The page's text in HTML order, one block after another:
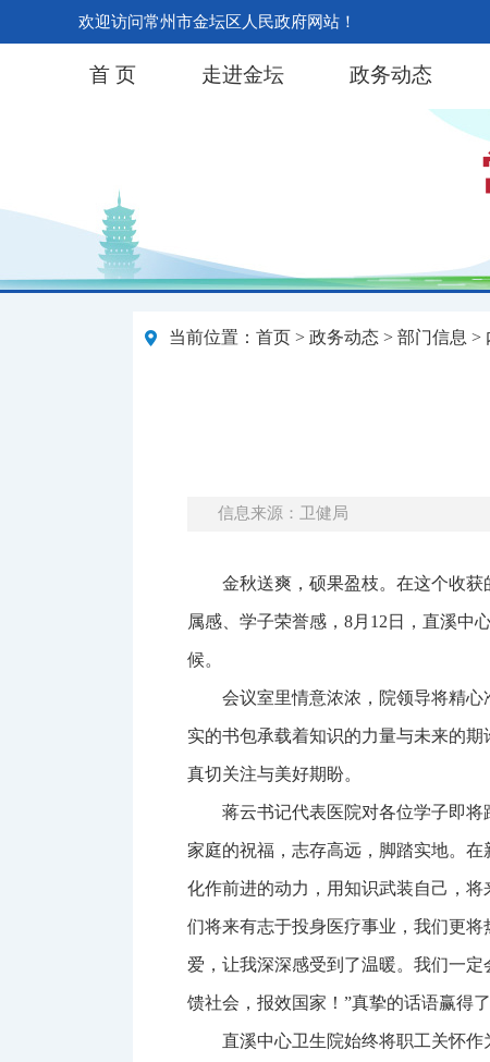
欢迎访问常州市金坛区人民政府网站！
首 页 走进金坛 政务动态
当前位置： 首页 > 政务动态 > 部门信息 >
信息来源：卫健局
金秋送爽，硕果盈枝。在这个收
属感、学子荣誉感，8月12日，直溪中
候。
会议室里情意浓浓，院领导将精
实的书包承载着知识的力量与未来的
真切关注与美好期盼。
蒋云书记代表医院对各位学子即
家庭的祝福，志存高远，脚踏实地。
化作前进的动力，用知识武装自己，
们将来有志于投身医疗事业，我们更将
爱，让我深深感受到了温暖。我们一
馈社会，报效国家！”真挚的话语赢得
直溪中心卫生院始终将职工关怀